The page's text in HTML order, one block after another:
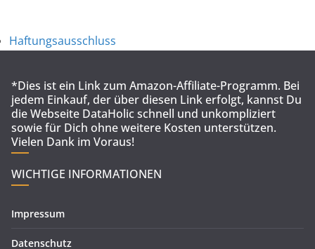
Haftungsausschluss
*Dies ist ein Link zum Amazon-Affiliate-Programm. Bei
jedem Einkauf, der über diesen Link erfolgt, kannst Du
die Webseite DataHolic schnell und unkompliziert
sowie für Dich ohne weitere Kosten unterstützen.
Vielen Dank im Voraus!
WICHTIGE INFORMATIONEN
Impressum
Datenschutz